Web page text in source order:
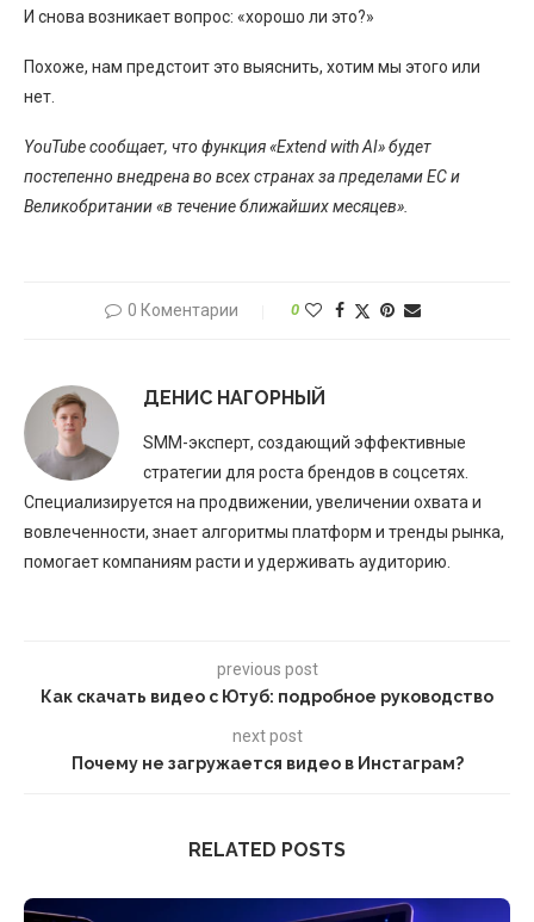
И снова возникает вопрос: «хорошо ли это?»
Похоже, нам предстоит это выяснить, хотим мы этого или
нет.
YouTube сообщает, что функция «Extend with AI» будет
постепенно внедрена во всех странах за пределами ЕС и
Великобритании «в течение ближайших месяцев».
0 Коментарии 0
ДЕНИС НАГОРНЫЙ
SMM-эксперт, создающий эффективные
стратегии для роста брендов в соцсетях.
Специализируется на продвижении, увеличении охвата и
вовлеченности, знает алгоритмы платформ и тренды рынка,
помогает компаниям расти и удерживать аудиторию.
previous post
Как скачать видео с Ютуб: подробное руководство
next post
Почему не загружается видео в Инстаграм?
RELATED POSTS